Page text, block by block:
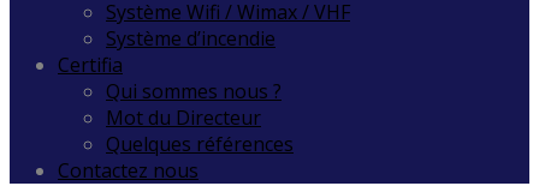
Système Wifi / Wimax / VHF
Système d’incendie
Certifia
Qui sommes nous ?
Mot du Directeur
Quelques références
Contactez nous